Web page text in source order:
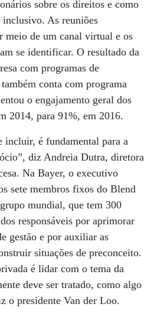
sobre os direitos e como
As reuniões
meio de um canal virtual e os
se identificar. O resultado da
com programas de
conta com programa
o engajamento geral dos
2014, para 91%, em 2016.
incluir, é fundamental para a
diz Andreia Dutra, diretora
Na Bayer, o executivo
sete membros fixos do Blend
mundial, que tem 300
responsáveis por aprimorar
gestão e por auxiliar as
situações de preconceito.
é lidar com o tema da
deve ser tratado, como algo
o presidente Van der Loo.